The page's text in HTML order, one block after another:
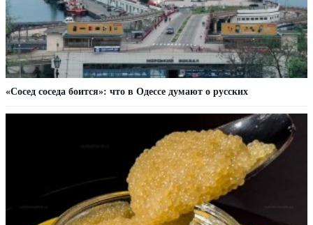
«Сосед соседа боится»: что в Одессе думают о русских